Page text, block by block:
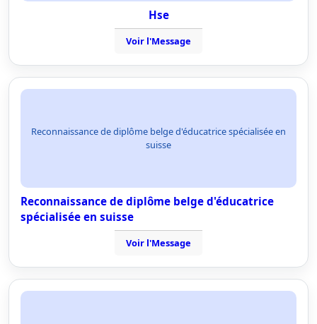
Hse
Voir l'Message
Reconnaissance de diplôme belge d'éducatrice spécialisée en
suisse
Reconnaissance de diplôme belge d'éducatrice
spécialisée en suisse
Voir l'Message